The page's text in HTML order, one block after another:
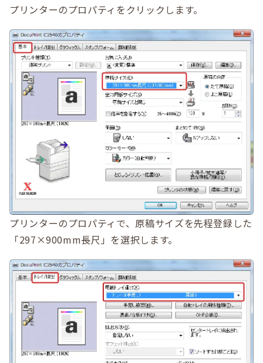
プリンターのプロパティをクリックします。
プリンターのプロパティで、原稿サイズを先程登録した
「297×900mm長尺」を選択します。